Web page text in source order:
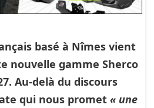
basé à Nîmes vient
nouvelle gamme Sherco
. Au-delà du discours
qui nous promet « une